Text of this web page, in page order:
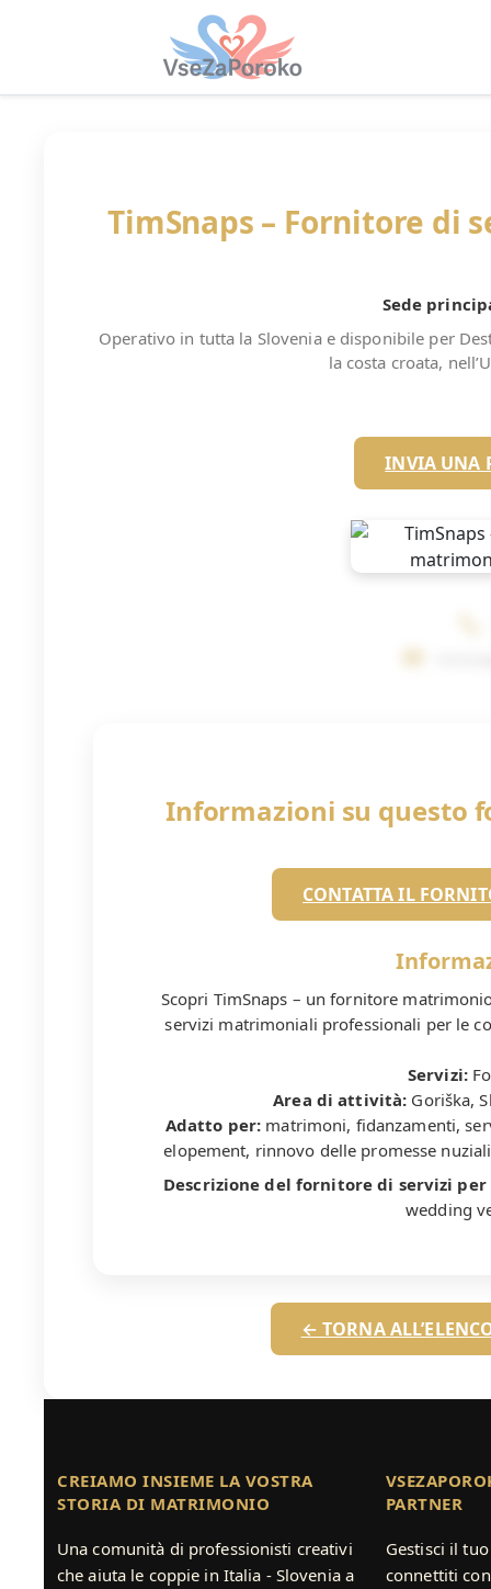
TimSnaps – Fornitore di
Sede
Operativo in tutta la Slovenia e disponibile per
la costa croata,
INVIA UNA
Informazioni su questo
CONTATTA IL
Scopri TimSnaps – un fornitore
servizi matrimoniali professionali per le
Servizi:
Area di attività: Goriška,
Adatto per: matrimoni, fidanzamenti,
elopement, rinnovo delle promesse
Descrizione del fornitore di servizi
wedding
← TORNA
CREIAMO INSIEME LA VOSTRA
STORIA DI MATRIMONIO
Una comunità di professionisti creativi
che aiuta le coppie in Italia - Slovenia a
PARTNER
Gestisci il
connettiti